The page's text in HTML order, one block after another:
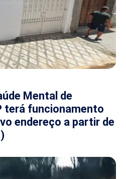
Mental de
terá funcionamento
endereço a partir de